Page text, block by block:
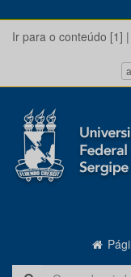
Ir para o conteúdo [1] |